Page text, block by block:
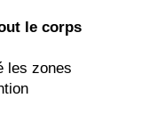
le corps
les zones